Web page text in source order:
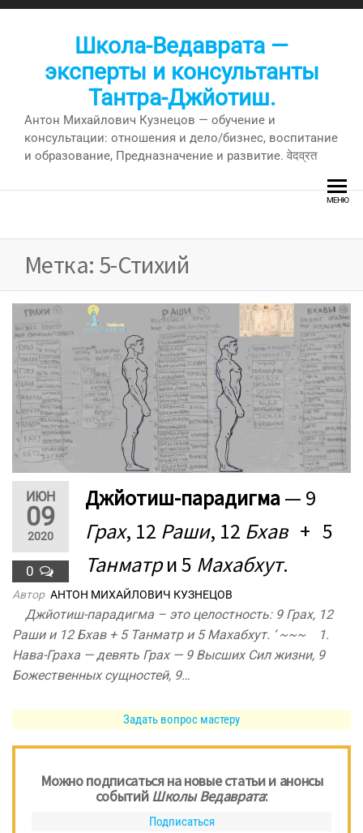
Перейти
Школа-Ведаврата —
эксперты и консультанты
Тантра-Джйотиш.
Антон Михайлович Кузнецов — обучение и
консультации: отношения и дело/бизнес, воспитание
и образование, Предназначение и развитие. वेदव्रत
МЕНЮ
Метка: 5-Стихий
ИЮН
09
2020
0
Джйотиш-парадигма — 9
Грах, 12 Раши, 12 Бхав+ 5
Танматри 5 Махабхут.
Автор АНТОН МИХАЙЛОВИЧ КУЗНЕЦОВ
Джйотиш-парадигма – это целостность: 9 Грах, 12
Раши и 12 Бхав + 5 Танматр и 5 Махабхут. ‘ ~~~ 1.
Нава-Граха — девять Грах — 9 Высших Сил жизни, 9
Божественных сущностей, 9…
Задать вопрос мастеру
Можно подписаться на новые статьи и анонсы
событийШколы Ведаврата:
Подписаться